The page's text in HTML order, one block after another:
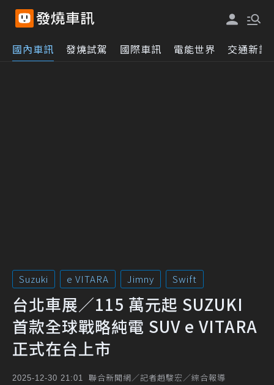
國內車訊 發燒試駕 國際車訊 電能世界 交通新訊
Suzuki e VITARA Jimny Swift
台北車展／115 萬元起 SUZUKI
首款全球戰略純電 SUV e VITARA
正式在台上市
2025-12-30 21:01 聯合新聞網／記者趙駿宏／綜合報導